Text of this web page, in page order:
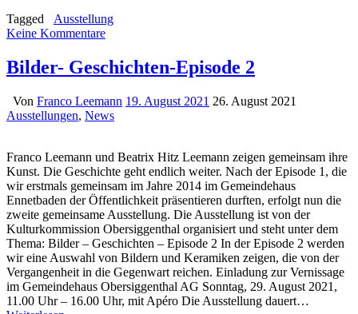
Tagged
Ausstellung
Keine Kommentare
Bilder- Geschichten-Episode 2
Von Franco Leemann 19. August 2021 26. August 2021
Ausstellungen, News
Franco Leemann und Beatrix Hitz Leemann zeigen gemeinsam ihre
Kunst. Die Geschichte geht endlich weiter. Nach der Episode 1, die
wir erstmals gemeinsam im Jahre 2014 im Gemeindehaus
Ennetbaden der Öffentlichkeit präsentieren durften, erfolgt nun die
zweite gemeinsame Ausstellung. Die Ausstellung ist von der
Kulturkommission Obersiggenthal organisiert und steht unter dem
Thema: Bilder – Geschichten – Episode 2 In der Episode 2 werden
wir eine Auswahl von Bildern und Keramiken zeigen, die von der
Vergangenheit in die Gegenwart reichen. Einladung zur Vernissage
im Gemeindehaus Obersiggenthal AG Sonntag, 29. August 2021,
11.00 Uhr – 16.00 Uhr, mit Apéro Die Ausstellung dauert…